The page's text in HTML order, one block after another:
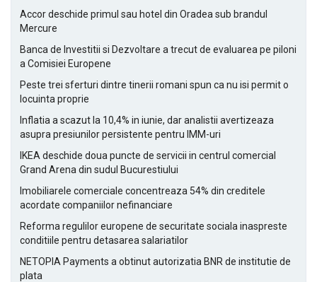
Accor deschide primul sau hotel din Oradea sub brandul
Mercure
Banca de Investitii si Dezvoltare a trecut de evaluarea pe piloni
a Comisiei Europene
Peste trei sferturi dintre tinerii romani spun ca nu isi permit o
locuinta proprie
Inflatia a scazut la 10,4% in iunie, dar analistii avertizeaza
asupra presiunilor persistente pentru IMM-uri
IKEA deschide doua puncte de servicii in centrul comercial
Grand Arena din sudul Bucurestiului
Imobiliarele comerciale concentreaza 54% din creditele
acordate companiilor nefinanciare
Reforma regulilor europene de securitate sociala inaspreste
conditiile pentru detasarea salariatilor
NETOPIA Payments a obtinut autorizatia BNR de institutie de
plata